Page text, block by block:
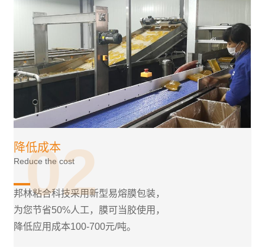
02
降低成本
Reduce the cost
邦林粘合科技采用新型易熔膜包装，
为您节省50%人工，膜可当胶使用，
降低应用成本100-700元/吨。